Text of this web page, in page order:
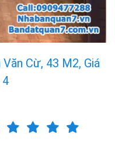
Cừ, 43 M2, Giá
4